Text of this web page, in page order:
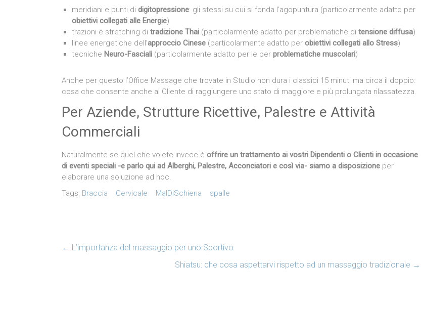
meridiani e punti di digitopressione: gli stessi su cui si fonda l’agopuntura (particolarmente adatto per
obiettivi collegati alle Energie)
trazioni e stretching di tradizione Thai (particolarmente adatto per problematiche di tensione diffusa)
linee energetiche dell’approccio Cinese (particolarmente adatto per obiettivi collegati allo Stress)
tecniche Neuro-Fasciali (particolarmente adatto per le per problematiche muscolari)
Anche per questo l’Office Massage che trovate in Studio non dura i classici 15 minuti ma circa il doppio:
cosa che consente anche al Cliente di raggiungere uno stato di maggiore e più prolungata rilassatezza.
Per Aziende, Strutture Ricettive, Palestre e Attività
Commerciali
Naturalmente se quel che volete invece è offrire un trattamento ai vostri Dipendenti o Clienti in occasione
di eventi speciali -e parlo qui ad Alberghi, Palestre, Acconciatori e così via- siamo a disposizione per
elaborare una soluzione ad hoc.
Tags: Braccia Cervicale MalDiSchiena spalle
← L’importanza del massaggio per uno Sportivo
Shiatsu: che cosa aspettarvi rispetto ad un massaggio tradizionale →